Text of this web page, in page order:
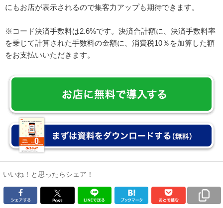
にもお店が表示されるので集客力アップも期待できます。
※コード決済手数料は2.6%です。決済合計額に、決済手数料率
を乗じて計算された手数料の金額に、消費税10％を加算した額
をお支払いいただきます。
いいね！と思ったらシェア！